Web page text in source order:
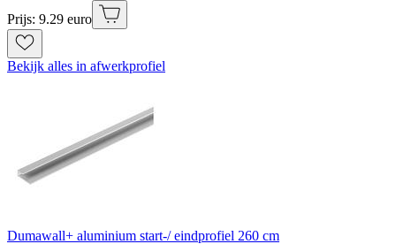
Prijs: 9.29 euro
Bekijk alles in afwerkprofiel
Dumawall+ aluminium start-/ eindprofiel 260 cm